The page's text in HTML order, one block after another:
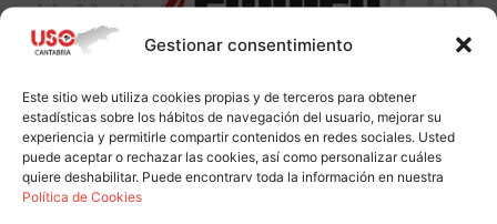
Gestionar consentimiento
Este sitio web utiliza cookies propias y de terceros para obtener
estadísticas sobre los hábitos de navegación del usuario, mejorar su
experiencia y permitirle compartir contenidos en redes sociales. Usted
puede aceptar o rechazar las cookies, así como personalizar cuáles
quiere deshabilitar. Puede encontrarv toda la información en nuestra
Política de Cookies